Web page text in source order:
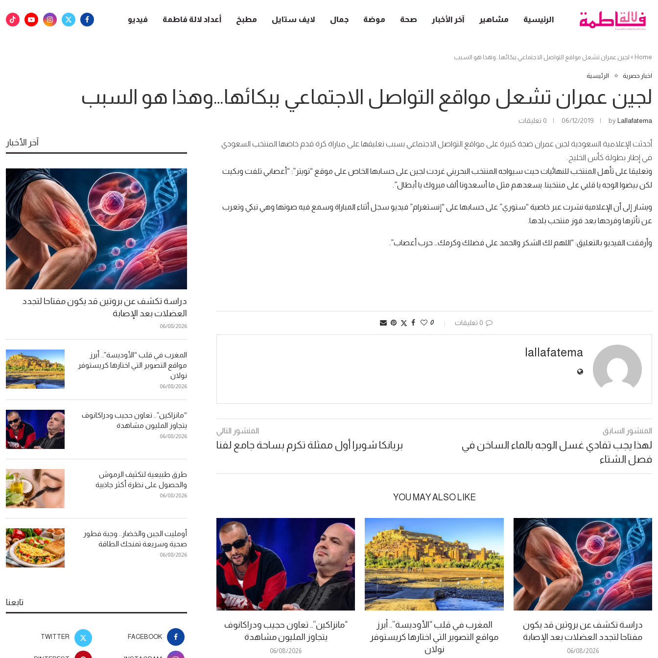
الرئيسية مشاهير آخر الأخبار صحة موضة جمال لايف ستايل مطبخ أعداد لالة فاطمة فيديو
Home
» لجين عمران تشعل مواقع التواصل الاجتماعي ببكائها…وهذا هو السبب
اخبار حصرية الرئيسية
لجين عمران تشعل مواقع التواصل الاجتماعي ببكائها…وهذا هو السبب
byLallafatema
06/12/2019 0 تعليقات
أحدثت الإعلامية السعودية لجين عمران ضجة كبيرة على مواقع التواصل الاجتماعي بسبب تعليقها على مباراة كرة قدم خاضها المنتخب السعودي
في إطار بطولة كأس الخليج.
وتعليقا على تأهل المنتخب للنهائيات حيث سيواجه المنتخب البحريني غردت لجين على حسابها الخاص على موقع “تويتر”: “أعصابي تلفت وبكيت
لكن بيضوا الوجه يا قلبي على منتخبنا. يسعدهم مثل ما أسعدونا ألف مبروك يا أبطال”.
ويشار إلى أن الإعلامية نشرت عبر خاصية “ستوري” على حسابها على “إنستغرام” فيديو سجل أثناء المباراة وسمع فيه صوتها وهي تبكي وتعرب
عن تأثرها وفرحها بعد فوز منتحب بلدها.
وأرفقت الفيديو بالتعليق: “اللهم لك الشكر والحمد على فضلك وكرمك… حرب أعصاب”.
0 تعليقات 0
lallafatema
المنشور السابق
لهذا يجب تفادي غسل الوجه بالماء الساخن في
فصل الشتاء
المنشور التالي
بريانكا شوبرا أول ممثلة تكرم بساحة جامع لفنا
YOU MAY ALSO LIKE
دراسة تكشف عن بروتين قد يكون
مفتاحا لتجدد العضلات بعد الإصابة
06/08/2026
المغرب في قلب “الأوديسة”.. أبرز
مواقع التصوير التي اختارها كريستوفر
نولان
“مانزاكين”.. تعاون حجيب ودراكانوف
يتجاوز المليون مشاهدة
06/08/2026
والحصول على نظرة أكثر جاذبية
في إطالة
آخر الأخبار
دراسة تكشف عن بروتين قد يكون مفتاحا لتجدد
العضلات بعد الإصابة
06/08/2026
المغرب في قلب “الأوديسة”.. أبرز
مواقع التصوير التي اختارها كريستوفر
نولان
06/08/2026
“مانزاكين”.. تعاون حجيب ودراكانوف
يتجاوز المليون مشاهدة
06/08/2026
طرق طبيعية لتكثيف الرموش
والحصول على نظرة أكثر جاذبية
06/08/2026
أومليت الجبن والخضار.. وجبة فطور
صحية وسريعة تمنحك الطاقة
06/08/2026
تابعنا
FACEBOOK
TWITTER